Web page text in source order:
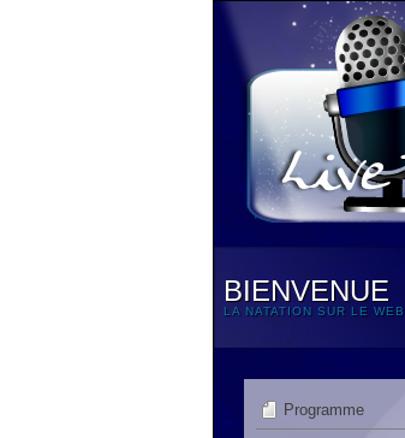
BIENVENUE
LA NATATION SUR LE WEB
Programme